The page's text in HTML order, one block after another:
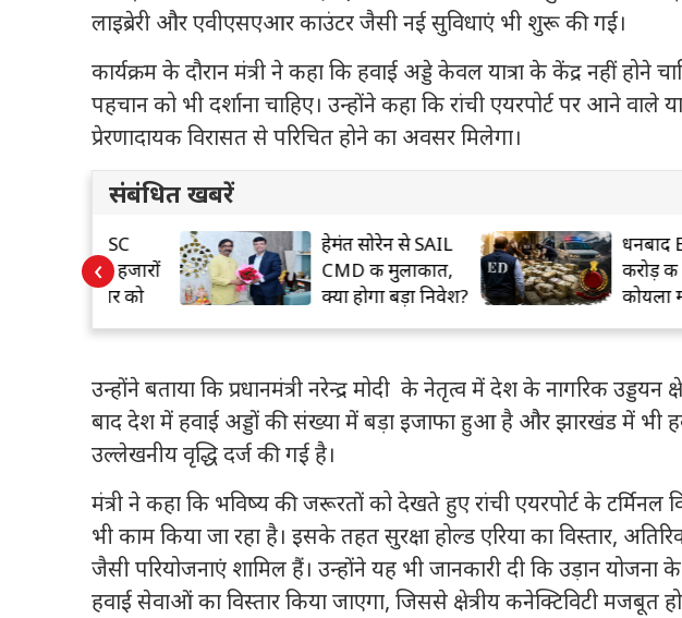
लाइब्रेरी और एवीएसएआर काउंटर जैसी नई सुविधाएं भी शुरू की गईं।
कार्यक्रम के दौरान मंत्री ने कहा कि हवाई अड्डे केवल यात्रा के केंद्र नहीं
पहचान को भी दर्शाना चाहिए। उन्होंने कहा कि रांची एयरपोर्ट पर आने वाले
प्रेरणादायक विरासत से परिचित होने का अवसर मिलेगा।
संबंधित खबरें
तेज, हजारों
हेमंत सोरेन से SAIL
CMD की मुलाकात,
क्या होगा बड़ा निवेश?
धनबाद ED रेड:
करोड़ की संपत्ति
कोयला माफिया में
हड़कंप
‹
उन्होंने बताया कि प्रधानमंत्री नरेन्द्र मोदी के नेतृत्व में देश के नागरिक
बाद देश में हवाई अड्डों की संख्या में बड़ा इजाफा हुआ है और झारखंड में भी
उल्लेखनीय वृद्धि दर्ज की गई है।
मंत्री ने कहा कि भविष्य की जरूरतों को देखते हुए रांची एयरपोर्ट के टर्मिनल
भी काम किया जा रहा है। इसके तहत सुरक्षा होल्ड एरिया का विस्तार,
जैसी परियोजनाएं शामिल हैं। उन्होंने यह भी जानकारी दी कि उड़ान
हवाई सेवाओं का विस्तार किया जाएगा, जिससे क्षेत्रीय कनेक्टिविटी